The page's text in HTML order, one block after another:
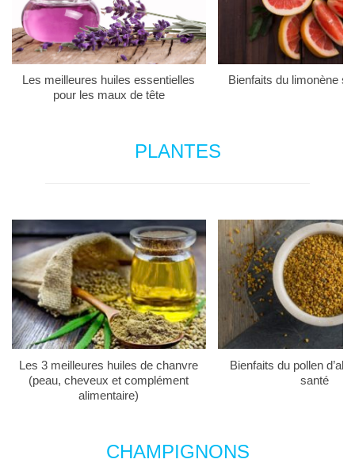
Les meilleures huiles essentielles
pour les maux de tête
Bienfaits du limonène
PLANTES
Les 3 meilleures huiles de chanvre
(peau, cheveux et complément
alimentaire)
Bienfaits du pollen
santé
CHAMPIGNONS